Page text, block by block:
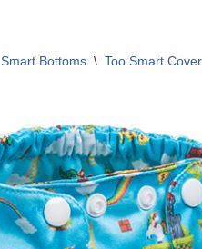
Smart Bottoms \ Too Smart